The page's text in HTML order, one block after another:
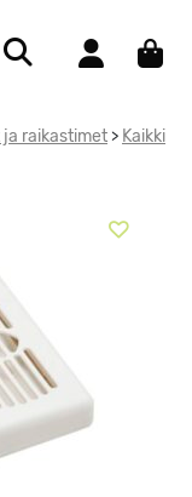
raikastimet > Kaikki